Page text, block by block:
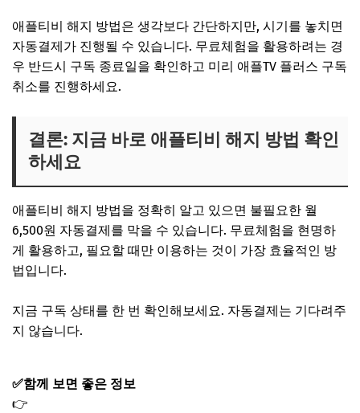
애플티비 해지 방법은 생각보다 간단하지만, 시기를 놓치면
자동결제가 진행될 수 있습니다. 무료체험을 활용하려는 경
우 반드시 구독 종료일을 확인하고 미리 애플TV 플러스 구독
취소를 진행하세요.
결론: 지금 바로 애플티비 해지 방법 확인
하세요
애플티비 해지 방법을 정확히 알고 있으면 불필요한 월
6,500원 자동결제를 막을 수 있습니다. 무료체험을 현명하
게 활용하고, 필요할 때만 이용하는 것이 가장 효율적인 방
법입니다.
지금 구독 상태를 한 번 확인해보세요. 자동결제는 기다려주
지 않습니다.
✅함께 보면 좋은 정보
👉